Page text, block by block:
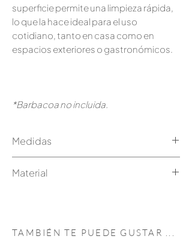
superficie permite una limpieza rápida,
lo que la hace ideal para el uso
cotidiano, tanto en casa como en
espacios exteriores o gastronómicos.
*Barbacoa no incluida.
Medidas
Caliueta
CÀTERING: Apta para la Caliu
Material
TAMBIÉN TE PUEDE GUSTAR ...